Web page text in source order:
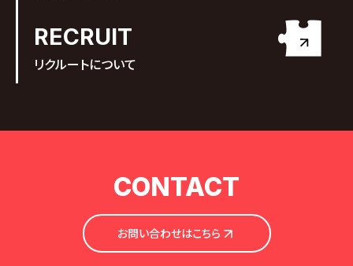
・入力内容の確認や、サービス改善のための分析のため
・採用応募者の選考および連絡のため
当社は、以下の場合を除き、個人情報を第三者に提供することはあり
・お客様の同意がある場合
RECRUIT
リクルートについて
CONTACT
お問い合わせはこちら